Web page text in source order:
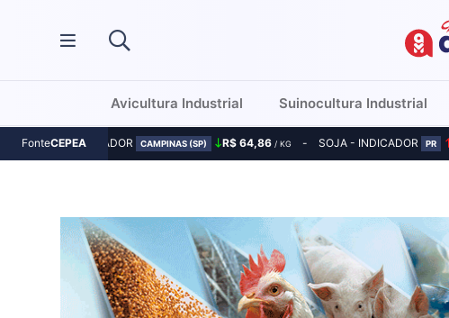
Avicultura Industrial Suinocultura Industrial
FonteCEPEA
MILHO - INDICADOR CAMPINAS (SP) R$ 64,86 / KG SOJA - INDICADOR PR